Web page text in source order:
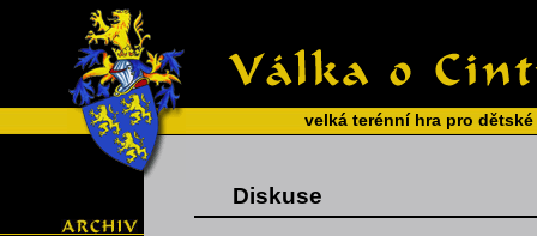
velká terénní hra pro
Diskuse